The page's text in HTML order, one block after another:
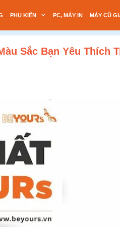
PHỤ KIỆN PC, MÁY IN MÁY CŨ
Sắc Bạn Yêu Thích